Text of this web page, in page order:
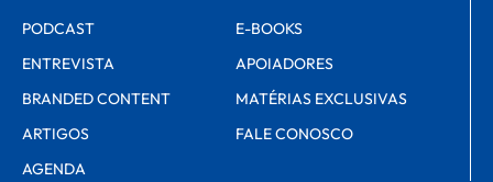
PODCAST
ENTREVISTA
BRANDED CONTENT
ARTIGOS
AGENDA
E-BOOKS
APOIADORES
MATÉRIAS EXCLUSIVAS
FALE CONOSCO